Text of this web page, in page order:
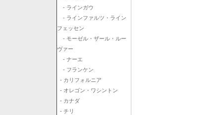
- ラインガウ
- ラインファルツ・ライン
フェッセン
- モーゼル・ザール・ルー
ヴァー
- ナーエ
- フランケン
- カリフォルニア
- オレゴン・ワシントン
- カナダ
- チリ